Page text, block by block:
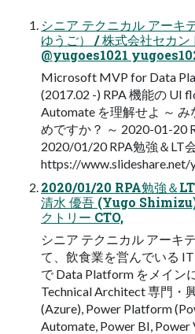
シニア テクニカル アーキ
ゆうご） / 株式会社セカン
@yugoes1021
Microsoft MVP for Data
(2017.02 -) RPA 機能の UI
Automate を理解せよ ～
めですか？ ～ 2020-01-20
2020/01/20 RPA勉強＆LT
https://www.slideshare.net/
2020/01/20 RPA勉強＆
清水 優吾 (Yugo
クトリー CTO,
シニア テクニカル アーキ
て、飲食業を営んでいる
で Data Platform をメイン
Technical Architect 専門・
(Azure), Power Platform
Automate, Power BI,